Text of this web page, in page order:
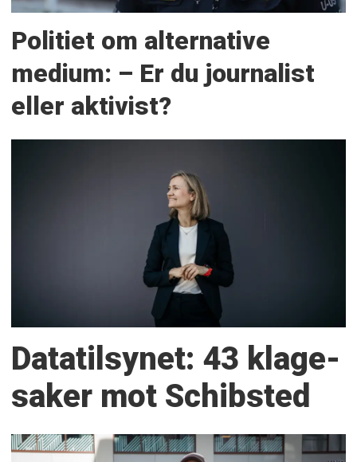
Politiet om alternative
medium: – Er du journalist
eller aktivist?
Datatilsynet: 43 klage­
saker mot Schibsted